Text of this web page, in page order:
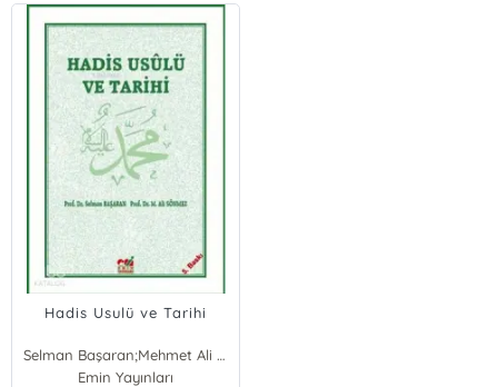
Hadis Usulü ve Tarihi
Selman Başaran;Mehmet Ali Sönmez
Selman Başaran
Emin Yayınları